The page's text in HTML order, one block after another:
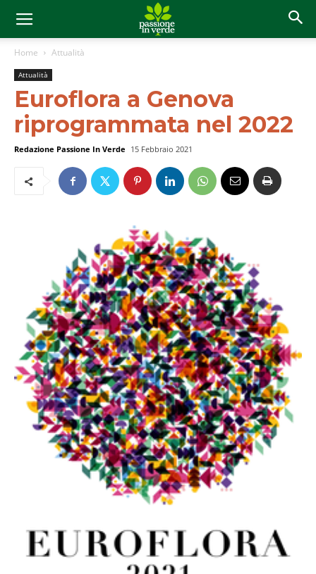
Home Attualità
Attualità
Euroflora a Genova
riprogrammata nel 2022
Redazione Passione In Verde 15 Febbraio 2021